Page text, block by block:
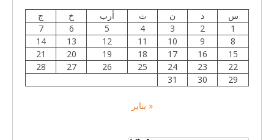
س د ن ث أرب خ
ج
1
2
3
4
5
6
7
8
9
10
11
12
13
14
15
16
17
18
19
20
21
22
23
24
25
26
27
28
29
30
31
« يناير